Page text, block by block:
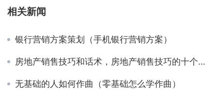
相关新闻
银行营销方案策划（手机银行营销方案）
房地产销售技巧和话术，房地产销售技巧的十个秘诀？
无基础的人如何作曲（零基础怎么学作曲）